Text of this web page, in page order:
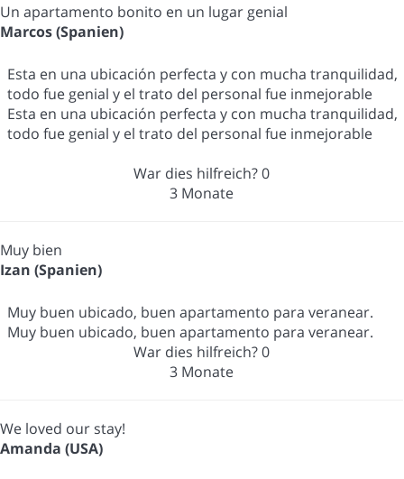
Un apartamento bonito en un lugar genial
Marcos (Spanien)
Esta en una ubicación perfecta y con mucha tranquilidad,
todo fue genial y el trato del personal fue inmejorable
Esta en una ubicación perfecta y con mucha tranquilidad,
todo fue genial y el trato del personal fue inmejorable
War dies hilfreich?0
3 Monate
Muy bien
Izan (Spanien)
Muy buen ubicado, buen apartamento para veranear.
Muy buen ubicado, buen apartamento para veranear.
War dies hilfreich?0
3 Monate
We loved our stay!
Amanda (USA)